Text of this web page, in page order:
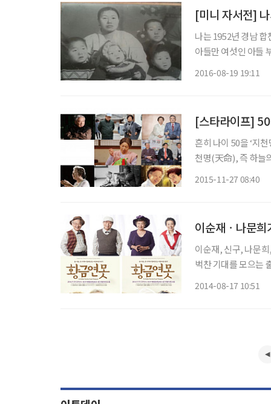
[미니 자서전]
나는 1952년 경남
아들만 여섯인 아들 부자 집이다. 원래 어머니는 아들만 일
2016-08-19 19:11
[스타라이프]
흔히 나이 50을 ‘지
천명(天命), 즉 하늘
2015-11-27 08:40
이순재ㆍ나문희
이순재, 신구, 나문희, 성병숙이
벅찬 기대를 모으는
2014-08-17 10:51